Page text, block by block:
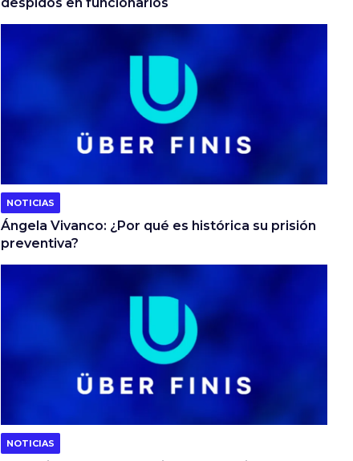
NOTICIAS
Ángela Vivanco: ¿Por qué es histórica su prisión
preventiva?
NOTICIAS